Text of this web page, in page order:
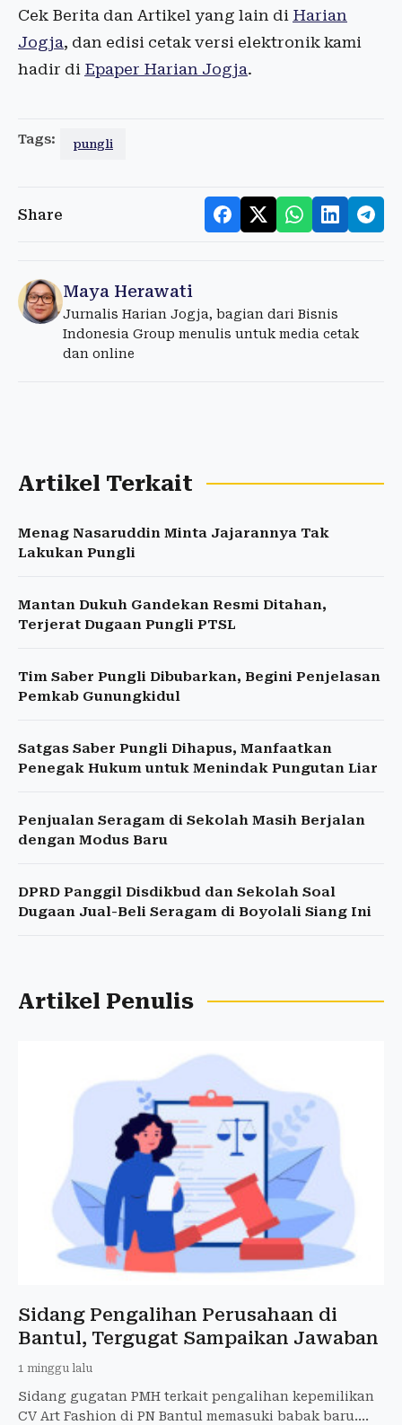
Cek Berita dan Artikel yang lain di Harian
Jogja, dan edisi cetak versi elektronik kami
hadir di Epaper Harian Jogja.
Tags: pungli
Share
Maya Herawati
Jurnalis Harian Jogja, bagian dari Bisnis
Indonesia Group menulis untuk media cetak
dan online
Artikel Terkait
Menag Nasaruddin Minta Jajarannya Tak
Lakukan Pungli
Mantan Dukuh Gandekan Resmi Ditahan,
Terjerat Dugaan Pungli PTSL
Tim Saber Pungli Dibubarkan, Begini Penjelasan
Pemkab Gunungkidul
Satgas Saber Pungli Dihapus, Manfaatkan
Penegak Hukum untuk Menindak Pungutan Liar
Penjualan Seragam di Sekolah Masih Berjalan
dengan Modus Baru
DPRD Panggil Disdikbud dan Sekolah Soal
Dugaan Jual-Beli Seragam di Boyolali Siang Ini
Artikel Penulis
Sidang Pengalihan Perusahaan di
Bantul, Tergugat Sampaikan Jawaban
1 minggu lalu
Sidang gugatan PMH terkait pengalihan kepemilikan
CV Art Fashion di PN Bantul memasuki babak baru.